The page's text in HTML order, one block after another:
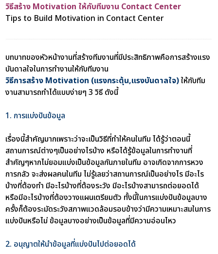
วิธีสร้าง Motivation ให้กับทีมงาน Contact Center
Tips to Build Motivation in Contact Center
บทบาทของหัวหน้างานที่สร้างทีมงานที่มีประสิทธิภาพคือการสร้างแรง
บันดาลใจในการทำงานให้กับทีมงาน
วิธีการสร้าง Motivation (แรงกระตุ้น,แรงบันดาลใจ)ให้กับทีม
งานสามารถทำได้แบบง่ายๆ 3 วิธี ดังนี้
1. การแบ่งปันข้อมูล
เรื่องนี้สำคัญมากเพราะว่าจะเป็นวิธีที่ทำให้คนในทีม ได้รู้ว่าตอนนี้
สถานการณ์ต่างๆเป็นอย่างไรบ้าง หรือได้รู้ข้อมูลในการทำงานที่
สำคัญๆหากไม่ยอมแบ่งเป็นข้อมูลกันภายในทีม อาจเกิดจากการหวง
การกลัว จะส่งผลคนในทีม ไม่รู้เลยว่าสถานการณ์เป็นอย่างไร มีอะไร
บ้างที่ต้องทำ มีอะไรบ้างที่ต้องระวัง มีอะไรบ้างสามารถต่อยอดได้
หรือมีอะไรบ้างที่ต้องวางแผนเตรียมตัว ทั้งนี้ในการแบ่งปันข้อมูลบาง
ครั้งก็ต้องระมัดระวังสภาพแวดล้อมรอบข้างว่ามีความเหมาะสมในการ
แบ่งปันหรือไม่ ข้อมูลบางอย่างเป็นข้อมูลที่มีความอ่อนไหว
2. อนุญาตให้นำข้อมูลที่แบ่งปันไปต่อยอดได้